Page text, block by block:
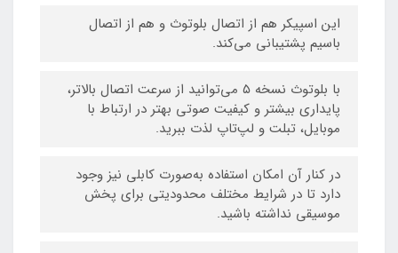
این اسپیکر هم از اتصال بلوتوث و هم از اتصال
باسیم پشتیبانی می‌کند.
با بلوتوث نسخه ۵ می‌توانید از سرعت اتصال بالاتر،
پایداری بیشتر و کیفیت صوتی بهتر در ارتباط با
موبایل، تبلت و لپ‌تاپ لذت ببرید.
در کنار آن امکان استفاده به‌صورت کابلی نیز وجود
دارد تا در شرایط مختلف محدودیتی برای پخش
موسیقی نداشته باشید.